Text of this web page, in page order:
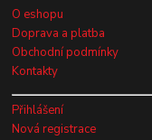
O eshopu
Doprava a platba
Obchodní podmínky
Kontakty
Přihlášení
Nová registrace